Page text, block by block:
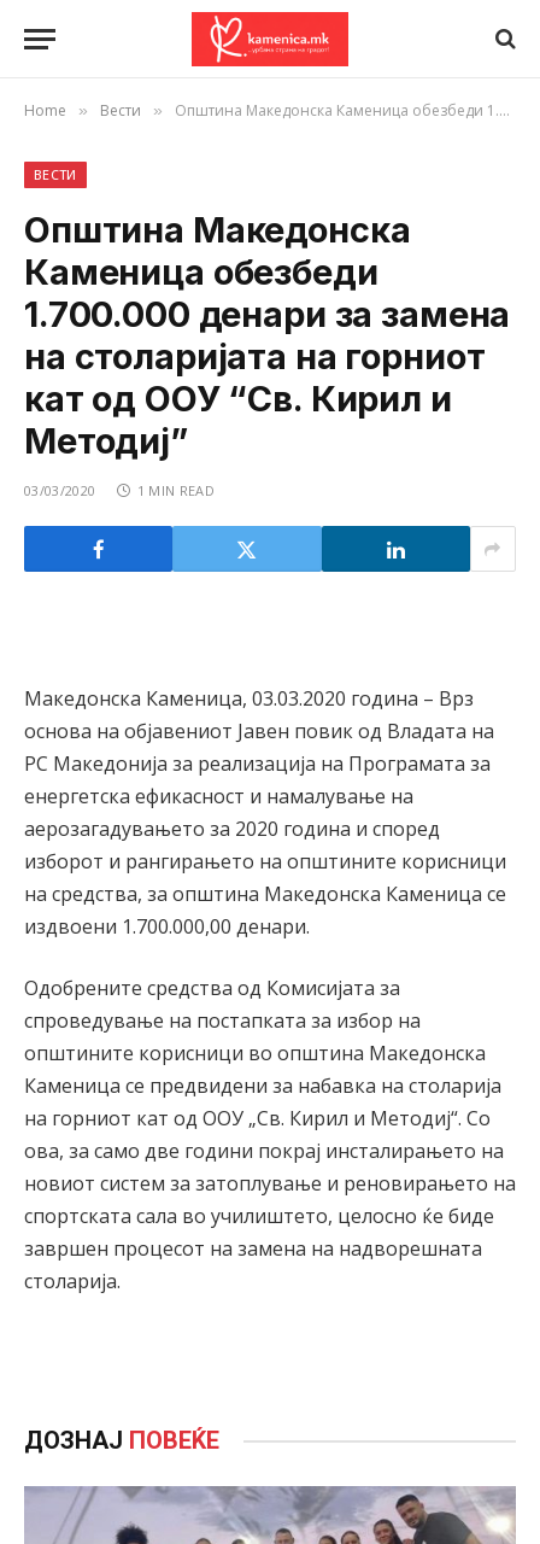
Home » Вести » Општина Македонска Каменица обезбеди 1.700.000 денари за замена на столаријата на горниот кат од ООУ “Св. Кирил и Методиј”
ВЕСТИ
Општина Македонска
Каменица обезбеди
1.700.000 денари за замена
на столаријата на горниот
кат од ООУ “Св. Кирил и
Методиј”
03/03/2020 1 MIN READ
Македонска Каменица, 03.03.2020 година – Врз
основа на објавениот Јавен повик од Владата на
РС Македонија за реализација на Програмата за
енергетска ефикасност и намалување на
аерозагадувањето за 2020 година и според
изборот и рангирањето на општините корисници
на средства, за општина Македонска Каменица се
издвоени 1.700.000,00 денари.
Одобрените средства од Комисијата за
спроведување на постапката за избор на
општините корисници во општина Македонска
Каменица се предвидени за набавка на столарија
на горниот кат од ООУ „Св. Кирил и Методиј“. Со
ова, за само две години покрај инсталирањето на
новиот систем за затоплување и реновирањето на
спортската сала во училиштето, целосно ќе биде
завршен процесот на замена на надворешната
столарија.
ДОЗНАЈ ПОВЕЌЕ